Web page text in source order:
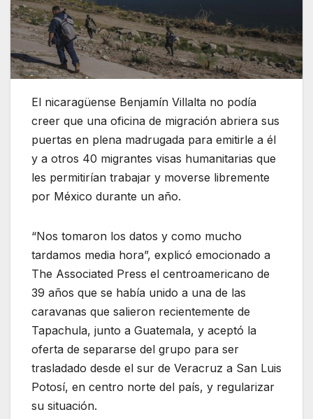
El nicaragüense Benjamín Villalta no podía
creer que una oficina de migración abriera sus
puertas en plena madrugada para emitirle a él
y a otros 40 migrantes visas humanitarias que
les permitirían trabajar y moverse libremente
por México durante un año.
“Nos tomaron los datos y como mucho
tardamos media hora”, explicó emocionado a
The Associated Press el centroamericano de
39 años que se había unido a una de las
caravanas que salieron recientemente de
Tapachula, junto a Guatemala, y aceptó la
oferta de separarse del grupo para ser
trasladado desde el sur de Veracruz a San Luis
Potosí, en centro norte del país, y regularizar
su situación.